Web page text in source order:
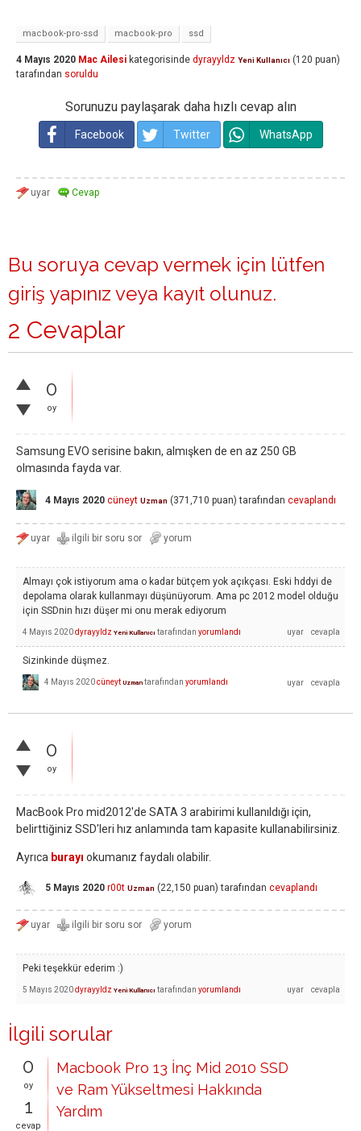
macbook-pro-ssd macbook-pro ssd
4 Mayıs 2020 Mac Ailesi kategorisinde dyrayyldz Yeni Kullanıcı (120 puan)
tarafından soruldu
Sorunuzu paylaşarak daha hızlı cevap alın
Facebook Twitter WhatsApp
Bu soruya cevap vermek için lütfen
giriş yapınız veya kayıt olunuz.
2 Cevaplar
0
oy
Samsung EVO serisine bakın, almışken de en az 250 GB
olmasında fayda var.
4 Mayıs 2020 cüneyt Uzman (371,710 puan) tarafından cevaplandı
Almayı çok istiyorum ama o kadar bütçem yok açıkçası. Eski hddyi de
depolama olarak kullanmayı düşünüyorum. Ama pc 2012 model olduğu
için SSDnin hızı düşer mi onu merak ediyorum
4 Mayıs 2020dyrayyldz Yeni Kullanıcı tarafından yorumlandı
Sizinkinde düşmez.
4 Mayıs 2020cüneyt Uzman tarafından yorumlandı
0
oy
MacBook Pro mid2012'de SATA 3 arabirimi kullanıldığı için,
belirttiğiniz SSD'leri hız anlamında tam kapasite kullanabilirsiniz.
Ayrıca burayı okumanız faydalı olabilir.
5 Mayıs 2020 r00t Uzman (22,150 puan) tarafından cevaplandı
Peki teşekkür ederim :)
5 Mayıs 2020dyrayyldz Yeni Kullanıcı tarafından yorumlandı
İlgili sorular
0
oy
1
cevap
Macbook Pro 13 İnç Mid 2010 SSD
ve Ram Yükseltmesi Hakkında
Yardım